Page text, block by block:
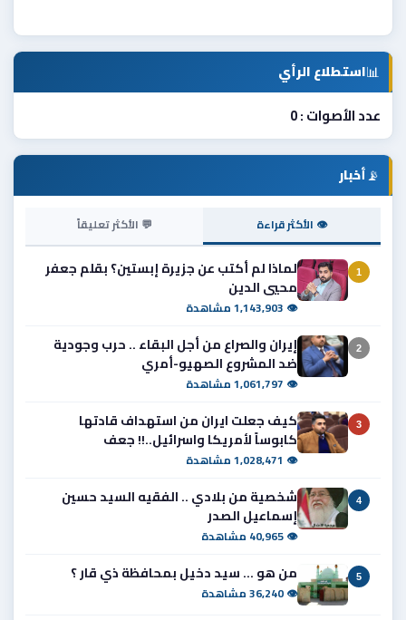
📊استطلاع الرأي
عدد الأصوات : 0
📡أخبار
👁 الأكثر قراءة 💬 الأكثر تعليقاً
1
لماذا لم أكتب عن جزيرة إبستين؟ بقلم جعفر
محيي الدين
👁 1,143,903 مشاهدة
2
إيران والصراع من أجل البقاء .. حرب وجودية
ضد المشروع الصهيو-أمري
👁 1,061,797 مشاهدة
3
كيف جعلت ايران من استهداف قادتها
كابوساً لأمريكا واسرائيل..!! جعف
👁 1,028,471 مشاهدة
4
شخصية من بلادي .. الفقيه السيد حسين
إسماعيل الصدر
👁 40,965 مشاهدة
5 من هو ... سيد دخيل بمحافظة ذي قار ؟
👁 36,240 مشاهدة